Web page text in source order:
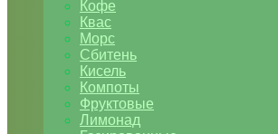
Кофе
Квас
Морс
Сбитень
Кисель
Компоты
Фруктовые
Лимонад